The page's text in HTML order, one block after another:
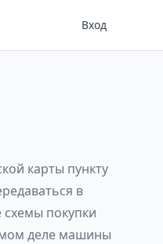
Вход
карты пункту
в
покупки
деле машины